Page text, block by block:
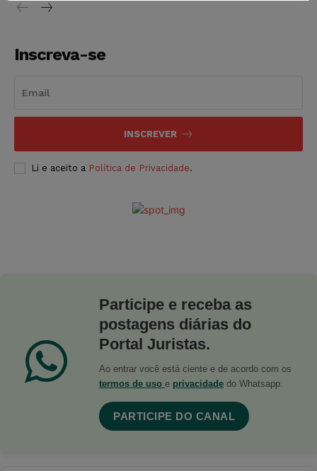
Inscreva-se
INSCREVER
Li e aceito a Política de Privacidade.
Participe e receba as
postagens diárias do
Portal Juristas.
Ao entrar você está ciente e de acordo com os
termos de uso e privacidade do Whatsapp.
PARTICIPE DO CANAL